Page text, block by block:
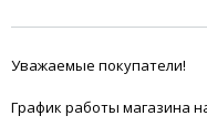
Уважаемые покупатели!
График работы магазина